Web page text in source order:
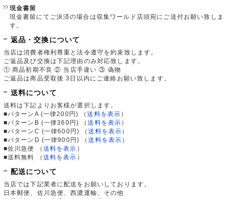
現金書留
現金書留にてご決済の場合は収集ワールド店頭宛にご送付お願い致しま
す。
返品・交換について
当店は消費者権利尊重と法令遵守を約束致します。
ご返品及び交換は下記理由のみ対応致します。
① 商品初期不良 ② 当店手違い ③ 偽物
ご返品は商品受取後 3日以内にご連絡お願い致します。
送料について
送料は下記よりお客様が選択します。
■パターンA (一律200円)
（送料を表示 ）
■パターンB (一律360円)
（送料を表示 ）
■パターンC (一律600円)
（送料を表示 ）
■パターンD (一律900円)
（送料を表示 ）
■佐川急便
（ 送料を表示 ）
■送料無料
（ 送料を表示 ）
配送について
当店では下記業者に配送をお願いしております。
日本郵便、佐川急便、西濃運輸、その他